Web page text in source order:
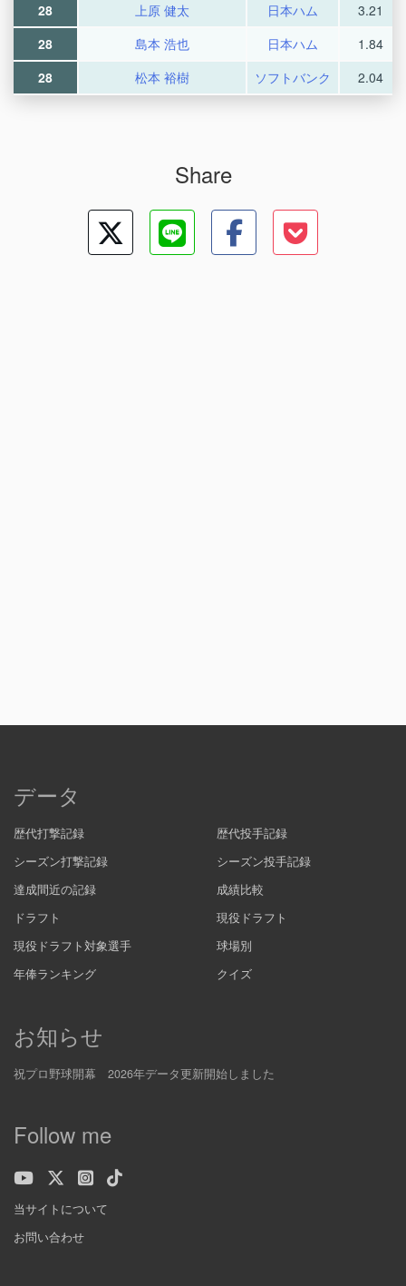
28
上原 健太 日本ハム
3.21
28
島本 浩也 日本ハム
1.84
28
松本 裕樹 ソフトバンク 2.04
Share
データ
歴代打撃記録
歴代投手記録
シーズン打撃記録
シーズン投手記録
達成間近の記録
成績比較
ドラフト
現役ドラフト
現役ドラフト対象選手
球場別
年俸ランキング
クイズ
お知らせ
祝プロ野球開幕 2026年データ更新開始しました
Follow me
当サイトについて
お問い合わせ